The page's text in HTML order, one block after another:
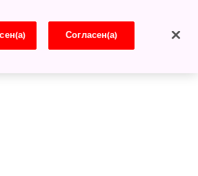
Согласен(а)